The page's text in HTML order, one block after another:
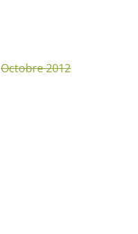
Octobre 2012